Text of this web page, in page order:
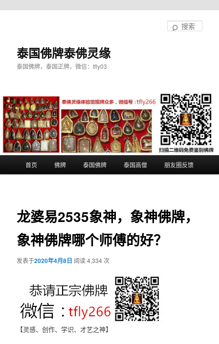
泰国佛牌泰佛灵缘
泰国佛牌，泰国正牌，微信：tfly03
首页 佛牌 泰国佛牌 泰国高僧 朋友圈反馈
龙婆易2535象神，象神佛牌，
象神佛牌哪个师傅的好？
发表于2020年4月8日 阅读 4,334 次
【灵感、创作、学识、才艺之神】